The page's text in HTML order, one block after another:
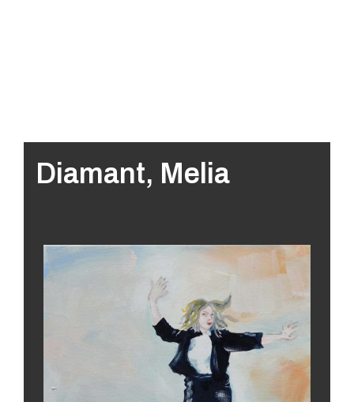
Diamant, Melia